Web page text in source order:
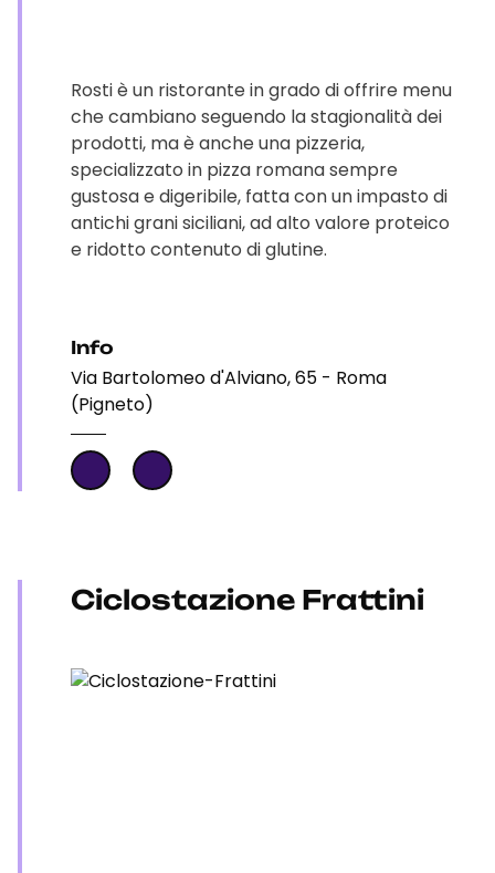
Rosti è un ristorante in grado di offrire menu
che cambiano seguendo la stagionalità dei
prodotti, ma è anche una pizzeria,
specializzato in pizza romana sempre
gustosa e digeribile, fatta con un impasto di
antichi grani siciliani, ad alto valore proteico
e ridotto contenuto di glutine.
Info
Via Bartolomeo d'Alviano, 65 - Roma
(Pigneto)
Ciclostazione Frattini